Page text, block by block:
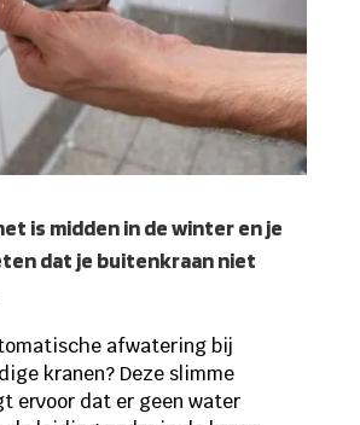
is midden in de winter en je
dat je buitenkraan niet
afwatering bij
kranen? Deze slimme
ervoor dat er geen water